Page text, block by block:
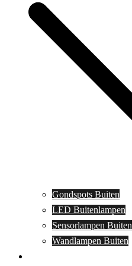
Gondspots Buiten
LED Buitenlampen
Sensorlampen Buiten
Wandlampen Buiten